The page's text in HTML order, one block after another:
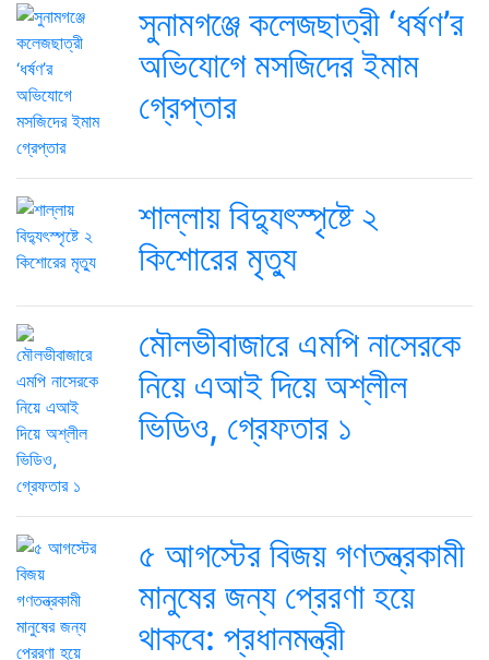
সুনামগঞ্জে কলেজছাত্রী ‘ধর্ষণ’র
অভিযোগে মসজিদের ইমাম
গ্রেপ্তার
শাল্লায় বিদ্যুৎস্পৃষ্টে ২
কিশোরের মৃত্যু
মৌলভীবাজারে এমপি নাসেরকে
নিয়ে এআই দিয়ে অশ্লীল
ভিডিও, গ্রেফতার ১
৫ আগস্টের বিজয় গণতন্ত্রকামী
মানুষের জন্য প্রেরণা হয়ে
থাকবে: প্রধানমন্ত্রী